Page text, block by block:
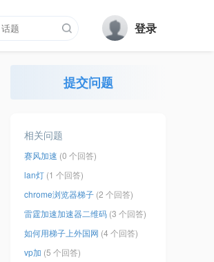
登录
提交问题
相关问题
赛风加速 (0 个回答)
lan灯 (1 个回答)
chrome浏览器梯子 (2 个回答)
雷霆加速加速器二维码 (3 个回答)
如何用梯子上外国网 (4 个回答)
vp加 (5 个回答)